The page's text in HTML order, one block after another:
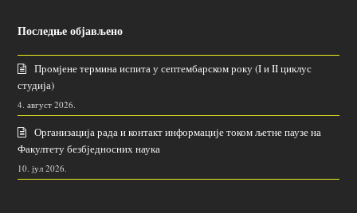
Последње објављено
Промјене термина испита у септембарском року (I и II циклус
студија)
4. август 2026.
Организација рада и контакт информације током љетне паузе на
Факултету безбједносних наука
10. јул 2026.